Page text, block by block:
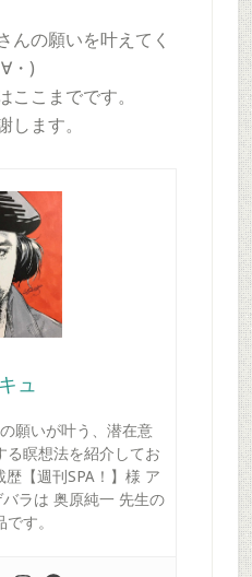
んの願いを叶えてく
・)
ここまでです。
します。
ュ
願いが叶う、潜在意
る瞑想法を紹介してお
【週刊SPA！】様 ア
ラは 奥原純一 先生の
です。